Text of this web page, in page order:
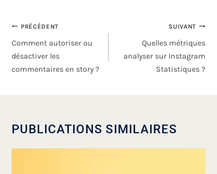
PRÉCÉDENT
Comment autoriser ou
désactiver les
commentaires en story ?
SUIVANT
Quelles métriques
analyser sur Instagram
Statistiques ?
PUBLICATIONS SIMILAIRES